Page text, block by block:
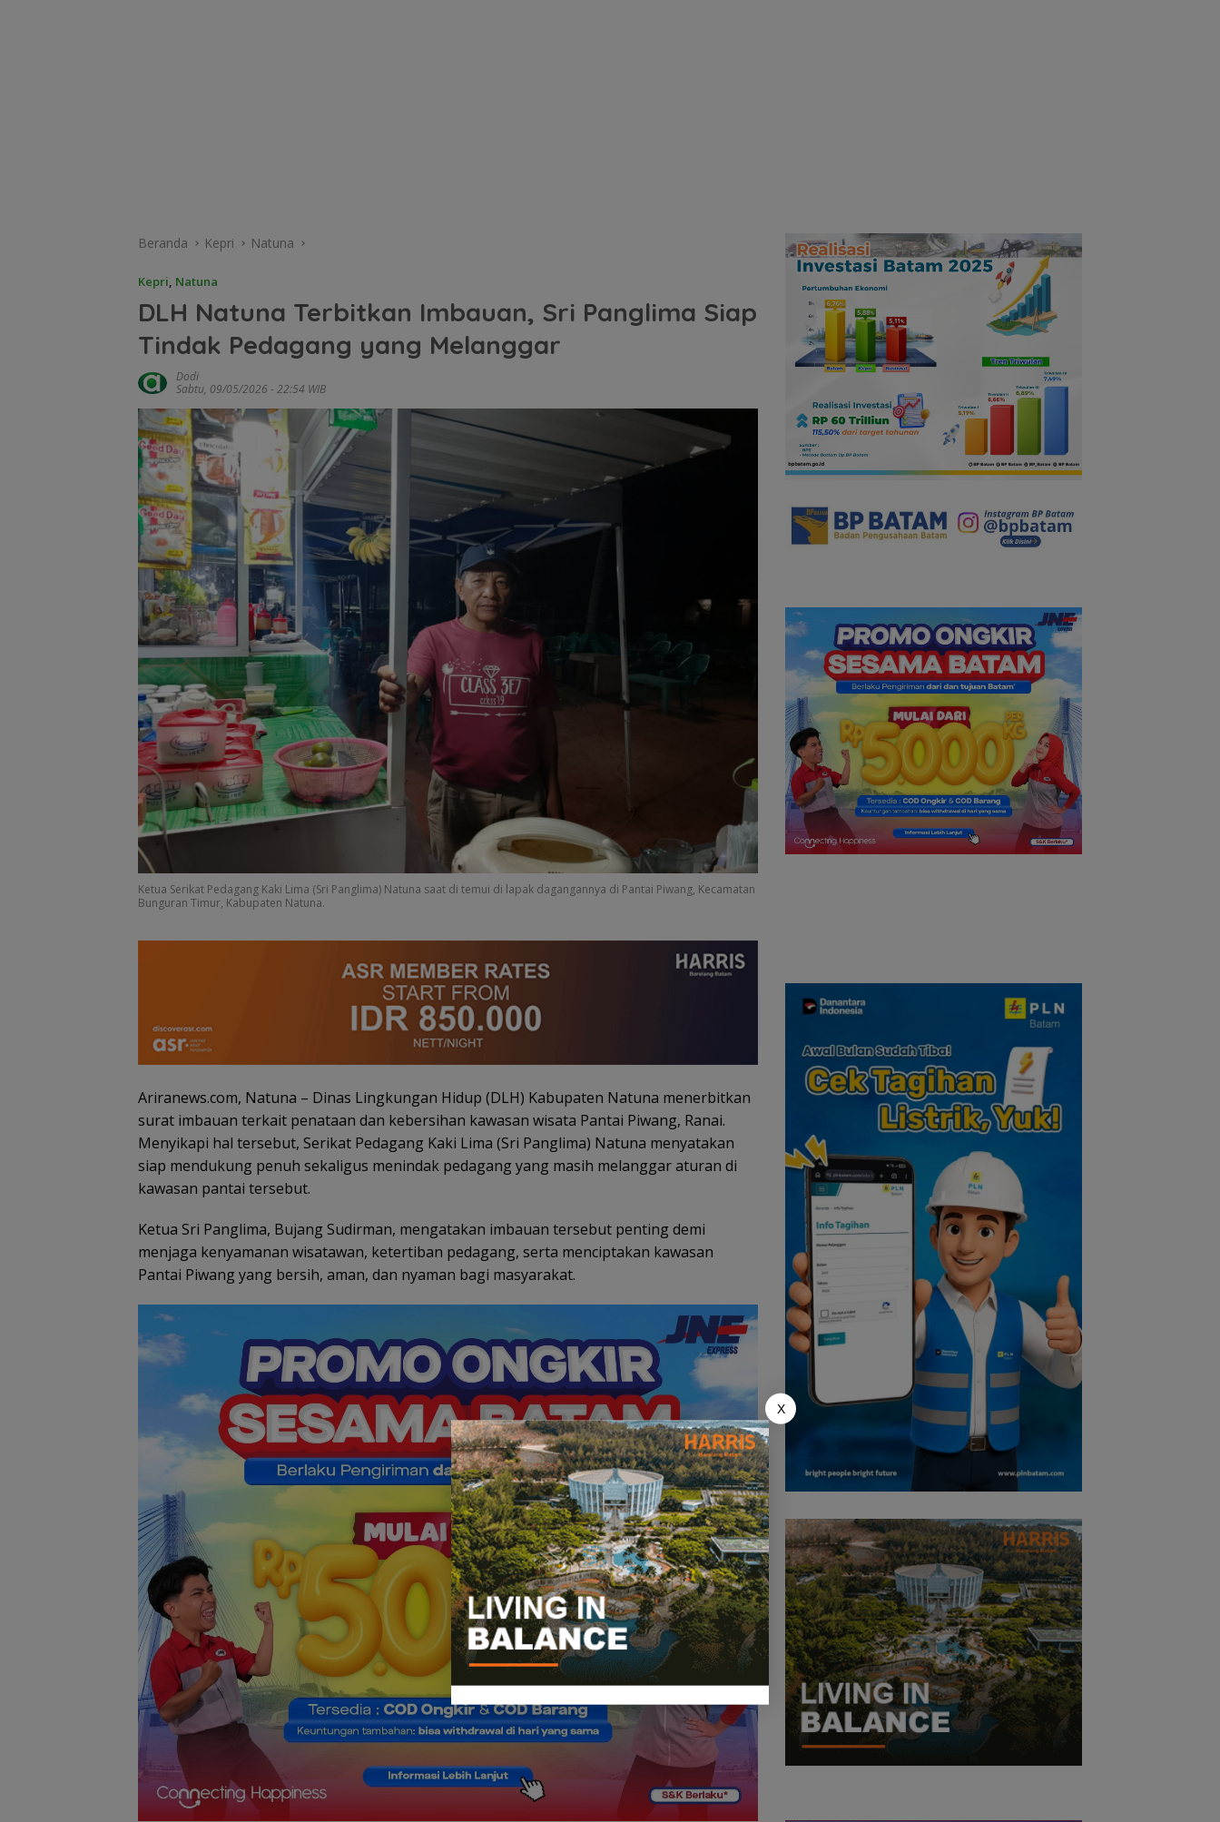
Beranda Kepri Natuna
Kepri, Natuna
DLH Natuna Terbitkan Imbauan, Sri Panglima Siap
Tindak Pedagang yang Melanggar
Dodi
Sabtu, 09/05/2026 - 22:54 WIB
Ketua Serikat Pedagang Kaki Lima (Sri Panglima) Natuna saat di temui di lapak dagangannya di Pantai Piwang, Kecamatan
Bunguran Timur, Kabupaten Natuna.
Ariranews.com, Natuna – Dinas Lingkungan Hidup (DLH) Kabupaten Natuna menerbitkan
surat imbauan terkait penataan dan kebersihan kawasan wisata Pantai Piwang, Ranai.
Menyikapi hal tersebut, Serikat Pedagang Kaki Lima (Sri Panglima) Natuna menyatakan
siap mendukung penuh sekaligus menindak pedagang yang masih melanggar aturan di
kawasan pantai tersebut.
Ketua Sri Panglima, Bujang Sudirman, mengatakan imbauan tersebut penting demi
menjaga kenyamanan wisatawan, ketertiban pedagang, serta menciptakan kawasan
Pantai Piwang yang bersih, aman, dan nyaman bagi masyarakat.
X